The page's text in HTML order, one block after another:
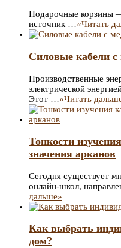
Подарочные корзины
источник …«Читать
Силовые кабели
Производственные
электрической
Этот …«Читать
Тонкости
значения арканов
Сегодня существует
онлайн-школ,
дальше»
Как выбрать
дом?